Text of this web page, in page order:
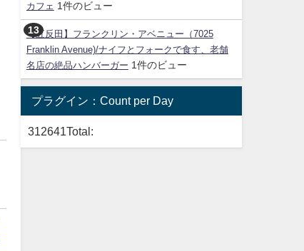
カフェ 1件のビュー
【五反田】フランクリン・アベニュー（7025
Franklin Avenue)/ナイフとフォークで食す、老舗
名店の絶品ハンバーガー 1件のビュー
プラグイン：Count per Day
312641 Total: